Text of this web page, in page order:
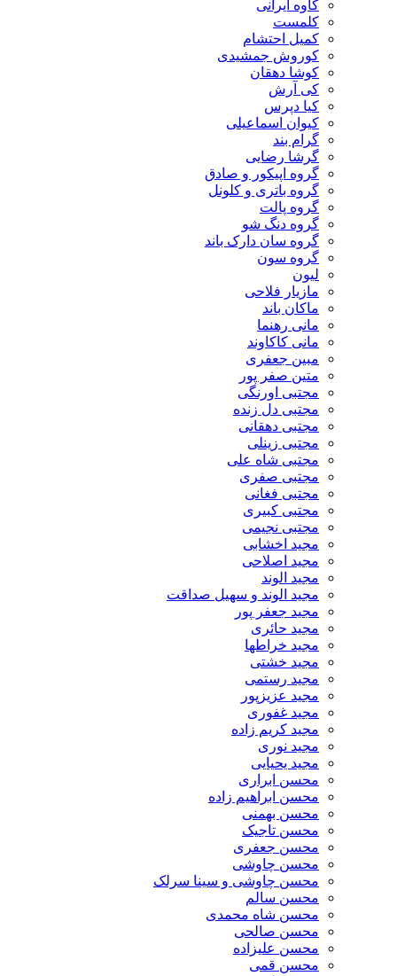
کاوه ایرانی
کلمست
کمیل احتشام
کوروش جمشیدی
کوشا دهقان
کی آرش
کیا دپرس
کیوان اسماعیلی
گرام بند
گرشا رضایی
گروه اپیکور و صادق
گروه باتری و کلونل
گروه پالت
گروه دنگ شو
گروه سان دارک باند
گروه سون
لیون
مازیار فلاحی
ماکان باند
مانی رهنما
مانی کاکاوند
مبین جعفری
متین صفر پور
مجتبی اورنگی
مجتبی دل زنده
مجتبی دهقانی
مجتبی زینلی
مجتبی شاه علی
مجتبی صفری
مجتبی فغانی
مجتبی کبیری
مجتبی نجیمی
مجید اخشابی
مجید اصلاحی
مجید الوند‎
مجید الوند و سهیل صداقت
مجید جعفر پور
مجید حائری
مجید خراطها
مجید خشتی
مجید رستمی
مجید عزیزپور
مجید غفوری
مجید کریم زاده
مجید نوری
مجید یحیایی
محسن ابراری
محسن ابراهیم زاده
محسن بهمنی
محسن تاجیک
محسن جعفری
محسن چاوشی
محسن چاوشی و سینا سرلک
محسن سالم
محسن شاه محمدی
محسن صالحی
محسن علیزاده
محسن قمی